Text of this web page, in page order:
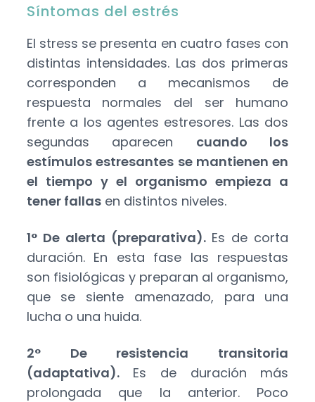
Síntomas del estrés
El stress se presenta en cuatro fases con
distintas intensidades. Las dos primeras
corresponden a mecanismos de
respuesta normales del ser humano
frente a los agentes estresores. Las dos
segundas aparecen cuando los
estímulos estresantes se mantienen en
el tiempo y el organismo empieza a
tener fallasen distintos niveles.
1° De alerta (preparativa).Es de corta
duración. En esta fase las respuestas
son fisiológicas y preparan al organismo,
que se siente amenazado, para una
lucha o una huida.
2° De resistencia transitoria
(adaptativa).Es de duración más
prolongada que la anterior. Poco